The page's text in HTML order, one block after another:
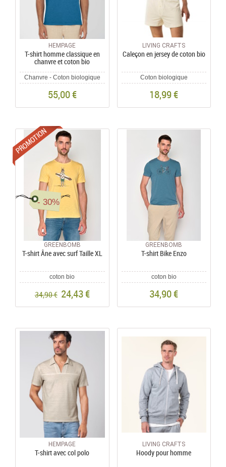
HEMPAGE
T-shirt homme classique en
chanvre et coton bio
Chanvre - Coton biologique
55,00 €
LIVING CRAFTS
Caleçon en jersey de coton bio
Coton biologique
18,99 €
Promotions
- 30%
GREENBOMB
T-shirt Âne avec surf Taille XL
coton bio
34,90 € 24,43 €
GREENBOMB
T-shirt Bike Enzo
coton bio
34,90 €
HEMPAGE
T-shirt avec col polo
LIVING CRAFTS
Hoody pour homme